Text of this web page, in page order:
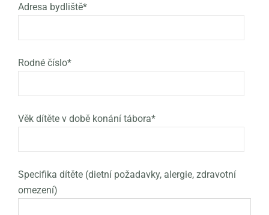
Adresa bydliště*
Rodné číslo*
Věk dítěte v době konání tábora*
Specifika dítěte (dietní požadavky, alergie, zdravotní
omezení)